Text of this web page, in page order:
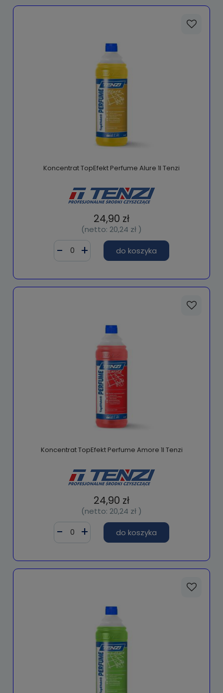
Koncentrat TopEfekt Perfume Alure 1l Tenzi
24,90 zł
(netto: 20,24 zł )
do koszyka
Koncentrat TopEfekt Perfume Amore 1l Tenzi
24,90 zł
(netto: 20,24 zł )
do koszyka